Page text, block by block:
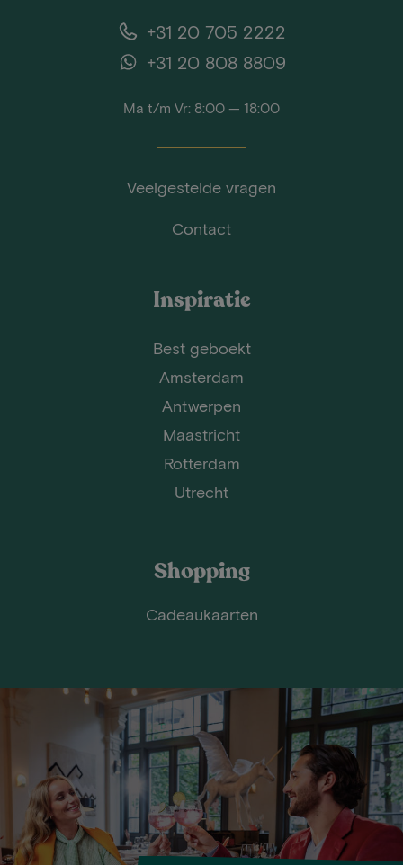
+31 20 705 2222
+31 20 808 8809
Ma t/m Vr: 8:00 — 18:00
Veelgestelde vragen
Contact
Inspiratie
Best geboekt
Amsterdam
Antwerpen
Maastricht
Rotterdam
Utrecht
Shopping
Cadeaukaarten